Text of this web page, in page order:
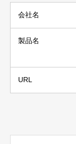
会社名
製品名
URL